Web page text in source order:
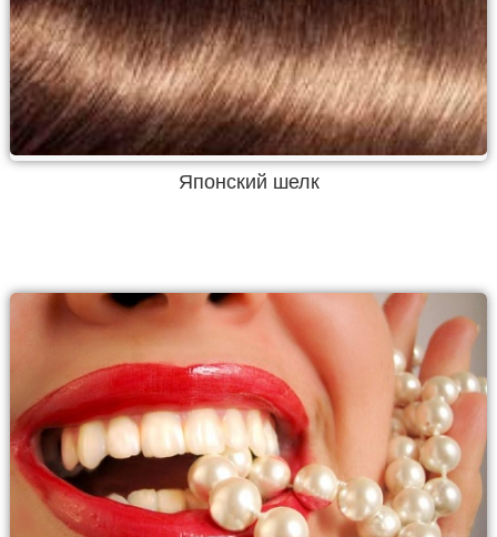
Японский шелк